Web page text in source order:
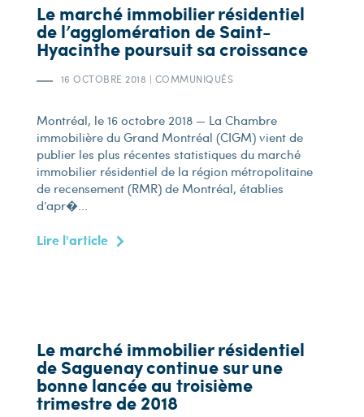
Le marché immobilier résidentiel
de l’agglomération de Saint-
Hyacinthe poursuit sa croissance
16 OCTOBRE 2018 | COMMUNIQUÉS
Montréal, le 16 octobre 2018 — La Chambre
immobilière du Grand Montréal (CIGM) vient de
publier les plus récentes statistiques du marché
immobilier résidentiel de la région métropolitaine
de recensement (RMR) de Montréal, établies
d’apr�...
Lire l'article
Le marché immobilier résidentiel
de Saguenay continue sur une
bonne lancée au troisième
trimestre de 2018